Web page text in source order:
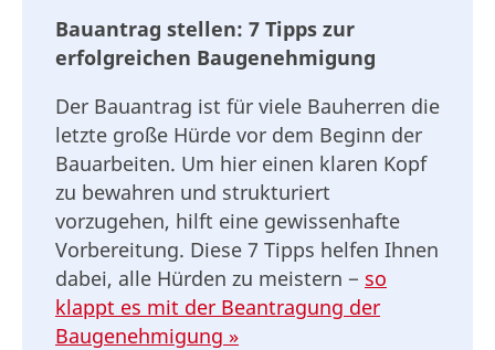
Bauantrag stellen: 7 Tipps zur
erfolgreichen Baugenehmigung
Der Bauantrag ist für viele Bauherren die
letzte große Hürde vor dem Beginn der
Bauarbeiten. Um hier einen klaren Kopf
zu bewahren und strukturiert
vorzugehen, hilft eine gewissenhafte
Vorbereitung. Diese 7 Tipps helfen Ihnen
dabei, alle Hürden zu meistern − so
klappt es mit der Beantragung der
Baugenehmigung »